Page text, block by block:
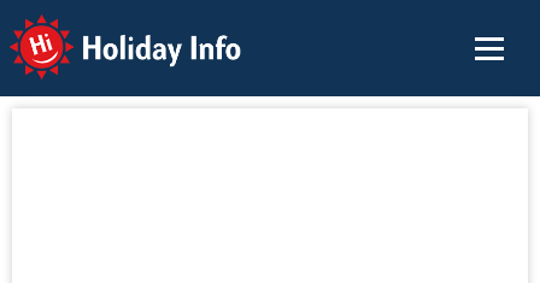
Holiday Info